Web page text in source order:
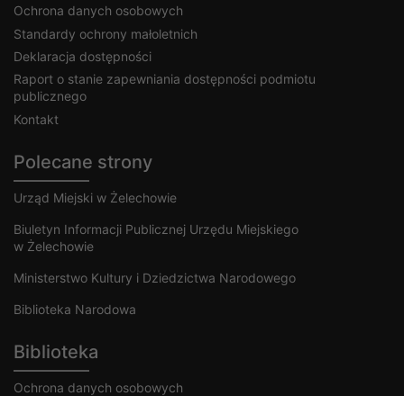
Ochrona danych osobowych
Standardy ochrony małoletnich
Deklaracja dostępności
Raport o stanie zapewniania dostępności podmiotu
publicznego
Kontakt
Polecane strony
Urząd Miejski w Żelechowie
Biuletyn Informacji Publicznej Urzędu Miejskiego
w Żelechowie
Ministerstwo Kultury i Dziedzictwa Narodowego
Biblioteka Narodowa
Biblioteka
Ochrona danych osobowych